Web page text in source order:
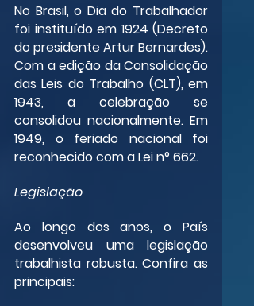
No Brasil, o Dia do Trabalhador
foi instituído em 1924 (Decreto
do presidente Artur Bernardes).
Com a edição da Consolidação
das Leis do Trabalho (CLT), em
1943, a celebração se
consolidou nacionalmente. Em
1949, o feriado nacional foi
reconhecido com a Lei n° 662.
Legislação
Ao longo dos anos, o País
desenvolveu uma legislação
trabalhista robusta. Confira as
principais: